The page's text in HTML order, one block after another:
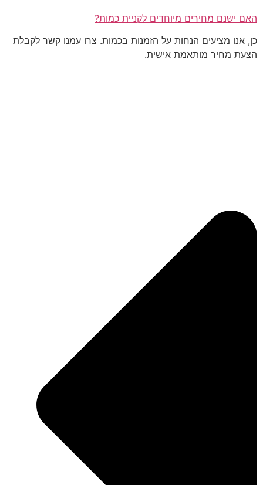
האם ישנם מחירים מיוחדים לקניית כמות?
כן, אנו מציעים הנחות על הזמנות בכמות. צרו עמנו קשר לקבלת
הצעת מחיר מותאמת אישית.